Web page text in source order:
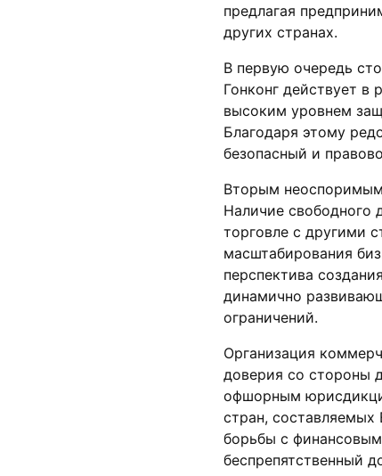
предлагая
других странах.
В первую очередь
Гонконг действует в
высоким уровнем
Благодаря этому
безопасный и
Вторым неоспоримым
Наличие свободного
торговле с другими
масштабирования
перспектива
динамично
ограничений.
Организация
доверия со стороны
офшорным
стран,
борьбы с
беспрепятственный